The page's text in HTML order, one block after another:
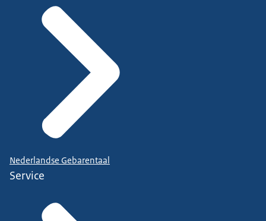
Nederlandse Gebarentaal
Service